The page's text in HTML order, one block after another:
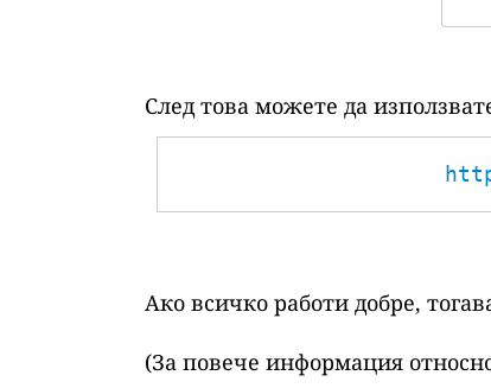
След това можете да
Ако всичко работи добре,
(За повече информация